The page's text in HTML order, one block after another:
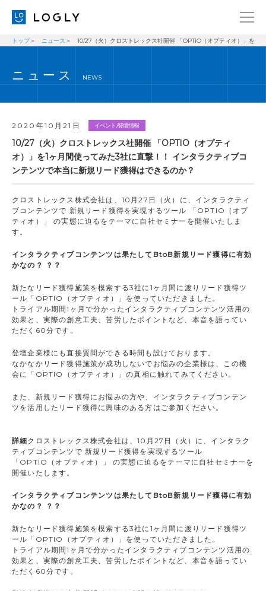
経営理念
ブログ
採用情報
IR
お問い合わせ
トップ ニュース 10/27（火）クロストレックス社開催 「OPTIO（オプティオ）」を1
ニュース NEWS
2020年10月21日 イベント/登壇情報
10/27（火）クロストレックス社開催 「OPTIO（オプティ
オ）」を1ヶ月間使ってみた3社に直撃！！ インタラクティブコ
ンテンツで本当に新規リード獲得はできるのか？
クロストレックス株式会社は、10月27日（火）に、インタラクティ
ブコンテンツで 新規リード獲得を実現するツール 「OPTIO（オプ
ティオ）」 の実態に迫るをテーマに自社セミナーを開催いたしま
す。
インタラクティブコンテンツは果たしてBtoB新規リード獲得に有効
かなの？ ？？
新たなリード獲得施策を模索する3社に1ヶ月間に渡りリード獲得ツ
ール「OPTIO（オプティオ）」を使っていただきました。
トライアル期間1ヶ月で分かったインタラクティブコンテンツ活用の
効果と、実際の創意工夫、苦労したポイントなど、本音を語ってい
ただく60分です。
登壇企業様にも直接質問ができる時間も設けております。
なかなかリード獲得施策が成功しないでお悩みの企業様は、この機
会に「OPTIO（オプティオ）」の真相に触れてみてください。
また、新規リード獲得にお悩みの方や、インタラクティブコンテン
ツを活用したリード獲得に興味のある方はご参加ください。
詳細クロストレックス株式会社は、10月27日（火）に、インタラク
ティブコンテンツで 新規リード獲得を実現するツール
「OPTIO（オプティオ）」 の実態に迫るをテーマに自社セミナーを
開催いたします。
インタラクティブコンテンツは果たしてBtoB新規リード獲得に有効
かなの？ ？？
新たなリード獲得施策を模索する3社に1ヶ月間に渡りリード獲得ツ
ール「OPTIO（オプティオ）」を使っていただきました。
トライアル期間1ヶ月で分かったインタラクティブコンテンツ活用の
効果と、実際の創意工夫、苦労したポイントなど、本音を語ってい
ただく60分です。